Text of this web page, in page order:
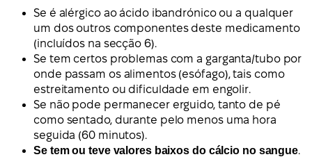
Se é alérgico ao ácido ibandrónico ou a qualquer
um dos outros componentes deste medicamento
(incluídos na secção 6).
Se tem certos problemas com a garganta/tubo por
onde passam os alimentos (esófago), tais como
estreitamento ou dificuldade em engolir.
Se não pode permanecer erguido, tanto de pé
como sentado, durante pelo menos uma hora
seguida (60 minutos).
Se tem ou teve valores baixos do cálcio no sangue.